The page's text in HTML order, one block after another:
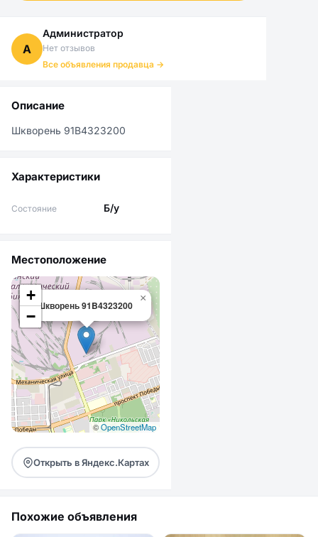
А
Администратор
Нет отзывов
Все объявления продавца →
Описание
Шкворень 91B4323200
Характеристики
Состояние Б/у
Местоположение
Шкворень 91B4323200
×
+
−
©OpenStreetMap
Открыть в Яндекс.Картах
Похожие объявления